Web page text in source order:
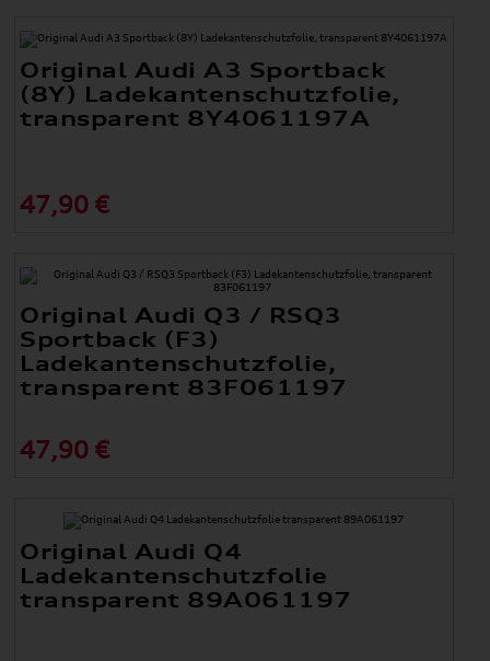
Original Audi A3 Sportback
(8Y) Ladekantenschutzfolie,
transparent 8Y4061197A
47,90 €
Original Audi Q3 / RSQ3
Sportback (F3)
Ladekantenschutzfolie,
transparent 83F061197
47,90 €
Original Audi Q4
Ladekantenschutzfolie
transparent 89A061197